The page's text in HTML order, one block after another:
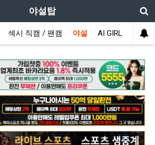
야설탑
섹시 직캠 / 팬캠 야설 AI GIRL